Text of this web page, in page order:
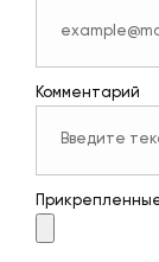
Комментарий